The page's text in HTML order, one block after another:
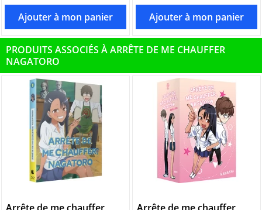
PRODUITS ASSOCIÉS À ARRÊTE DE ME CHAUFFER
NAGATORO